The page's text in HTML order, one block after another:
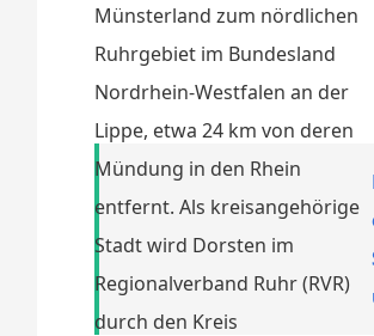
Münsterland zum nördlichen
Ruhrgebiet im Bundesland
Nordrhein-Westfalen an der
Lippe, etwa 24 km von deren
Mündung in den Rhein
entfernt. Als kreisangehörige
Stadt wird Dorsten im
Regionalverband Ruhr (RVR)
durch den Kreis